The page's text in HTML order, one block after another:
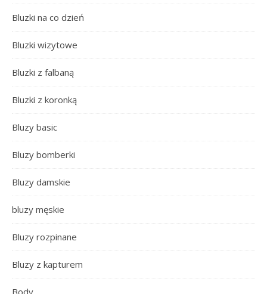
Bluzki na co dzień
Bluzki wizytowe
Bluzki z falbaną
Bluzki z koronką
Bluzy basic
Bluzy bomberki
Bluzy damskie
bluzy męskie
Bluzy rozpinane
Bluzy z kapturem